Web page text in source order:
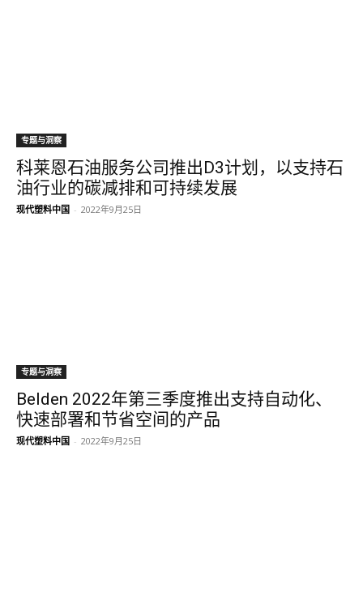
专题与洞察
科莱恩石油服务公司推出D3计划，以支持石
油行业的碳减排和可持续发展
现代塑料中国 - 2022年9月25日
专题与洞察
Belden 2022年第三季度推出支持自动化、
快速部署和节省空间的产品
现代塑料中国 - 2022年9月25日